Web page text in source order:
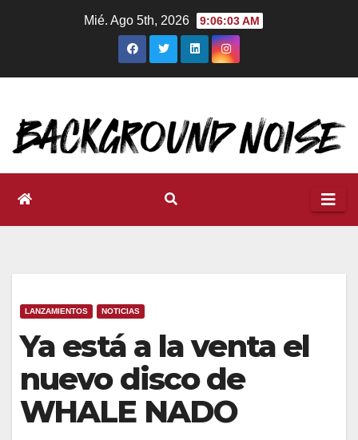
Mié. Ago 5th, 2026 9:06:04 AM
LANZAMIENTOS NOTICIAS
Ya está a la venta el
nuevo disco de
WHALE NADO